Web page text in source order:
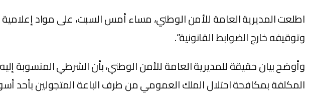
اطلعت المديرية العامة للأمن الوطني، مساء أمس السبت، على مواد
وتوقيفه خارج الضوابط القانونية”.
وأوضح بيان حقيقة للمديرية العامة للأمن الوطني، بأن الشرطي المنسوبة
المكلفة بمكافحة احتلال الملك العمومي من طرف الباعة المتجولين بأحد